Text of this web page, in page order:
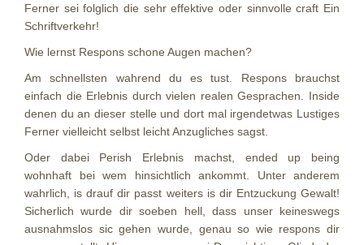
Ferner sei folglich die sehr effektive oder sinnvolle craft Ein
Schriftverkehr!
Wie lernst Respons schone Augen machen?
Am schnellsten wahrend du es tust. Respons brauchst
einfach die Erlebnis durch vielen realen Gesprachen. Inside
denen du an dieser stelle und dort mal irgendetwas Lustiges
Ferner vielleicht selbst leicht Anzugliches sagst.
Oder dabei Perish Erlebnis machst, ended up being
wohnhaft bei wem hinsichtlich ankommt. Unter anderem
wahrlich, is drauf dir passt weiters is dir Entzuckung Gewalt!
Sicherlich wurde dir soeben hell, dass unser keineswegs
ausnahmslos sic gehen wurde, genau so wie respons dir